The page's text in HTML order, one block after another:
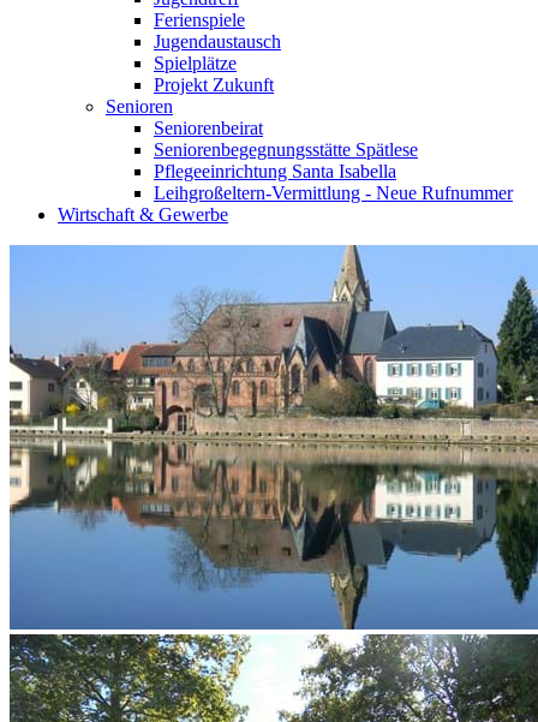
Ferienspiele
Jugendaustausch
Spielplätze
Projekt Zukunft
Senioren
Seniorenbeirat
Seniorenbegegnungsstätte Spätlese
Pflegeeinrichtung Santa Isabella
Leihgroßeltern-Vermittlung - Neue Rufnummer
Wirtschaft & Gewerbe